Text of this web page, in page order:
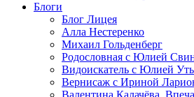
Блоги
Блог Лицея
Алла Нестеренко
Михаил Гольденберг
Родословная с Юлией
Видоискатель с Юлией
Вернисаж с Ириной